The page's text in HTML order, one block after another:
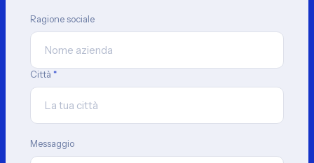
Ragione sociale
Città *
Messaggio